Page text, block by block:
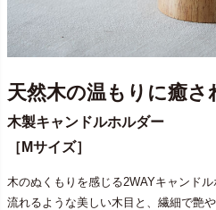
天然木の温もりに癒さ
木製キャンドルホルダー
［Mサイズ］
木のぬくもりを感じる2WAYキャンドル
流れるような美しい木目と、繊細で艶